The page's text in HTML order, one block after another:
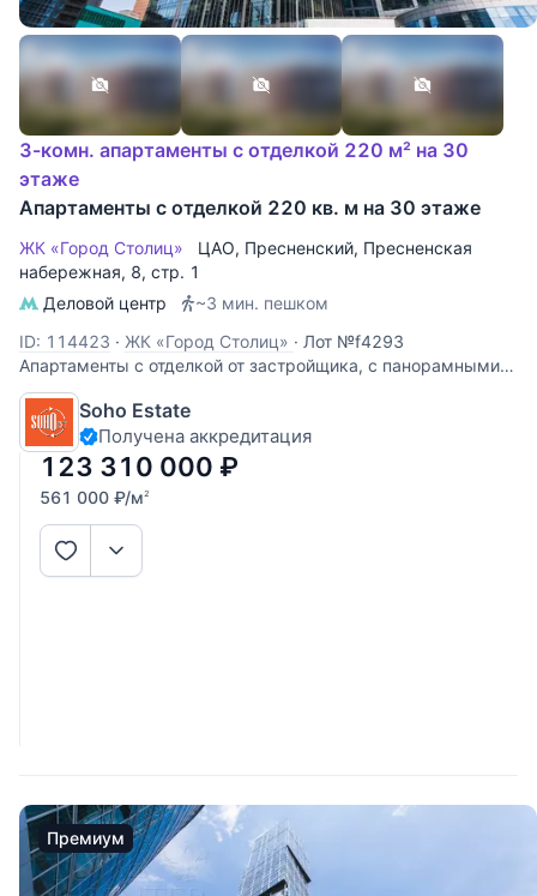
3-комн. апартаменты с отделкой 220 м² на 30
этаже
Апартаменты с отделкой 220 кв. м на 30 этаже
ЖК «Город Столиц» ЦАО, Пресненский, Пресненская
набережная, 8, стр. 1
Деловой центр
~3 мин. пешком
ID: 114423 · ЖК «Город Столиц» · Лот №f4293
Апартаменты с отделкой от застройщика, с панорамными
окнами. Высота потолков 3,1 м.
Soho Estate
Получена аккредитация
123 310 000 ₽
561 000 ₽/м2
Премиум